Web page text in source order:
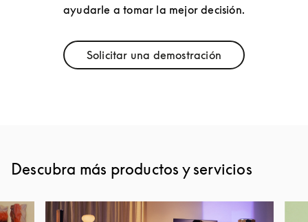
ayudarle a tomar la mejor decisión.
Solicitar una demostración
Link Opens in New Tab
Descubra más productos y servicios